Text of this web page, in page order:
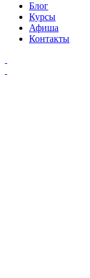
Блог
Курсы
Афиша
Контакты